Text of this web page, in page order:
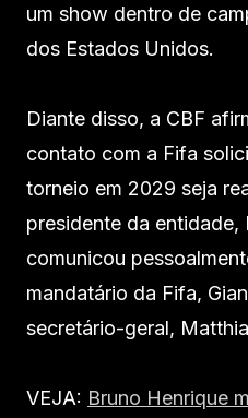
um show dentro de
dos Estados Unidos.
Diante disso, a CBF
contato com a Fifa
torneio em 2029 seja
presidente da entidade,
comunicou
mandatário da Fifa,
secretário-geral,
VEJA: Bruno Henrique